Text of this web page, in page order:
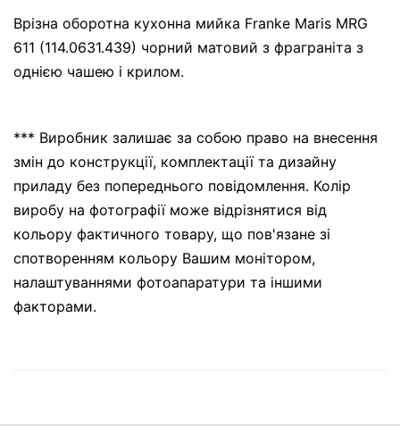
Врізна оборотна кухонна мийка Franke Maris MRG
611 (114.0631.439) чорний матовий з фраграніта з
однією чашею і крилом.
*** Виробник залишає за собою право на внесення
змін до конструкції, комплектації та дизайну
приладу без попереднього повідомлення. Колір
виробу на фотографії може відрізнятися від
кольору фактичного товару, що пов'язане зі
спотворенням кольору Вашим монітором,
налаштуваннями фотоапаратури та іншими
факторами.